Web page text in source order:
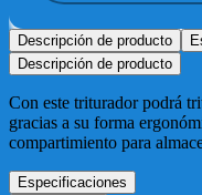
Descripción de producto
Descripción de producto
Con este triturador podrá
gracias a su forma
compartimiento para
Especificaciones